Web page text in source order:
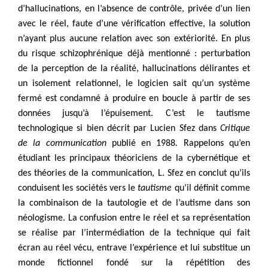
d’hallucinations, en l’absence de contrôle, privée d’un lien
avec le réel, faute d’une vérification effective, la solution
n’ayant plus aucune relation avec son extériorité. En plus
du risque schizophrénique déjà mentionné : perturbation
de la perception de la réalité, hallucinations délirantes et
un isolement relationnel, le logicien sait qu’un système
fermé est condamné à produire en boucle à partir de ses
données jusqu’à l’épuisement. C’est le tautisme
technologique si bien décrit par Lucien Sfez dans Critique
de la communicationpublié en 1988. Rappelons qu’en
étudiant les principaux théoriciens de la cybernétique et
des théories de la communication, L. Sfez en conclut qu’ils
conduisent les sociétés vers letautisme qu’il définit comme
la combinaison de la tautologie et de l’autisme dans son
néologisme. La confusion entre le réel et sa représentation
se réalise par l’intermédiation de la technique qui fait
écran au réel vécu, entrave l’expérience et lui substitue un
monde fictionnel fondé sur la répétition des